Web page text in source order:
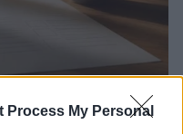
Process My Personal
tempi, luoghi,